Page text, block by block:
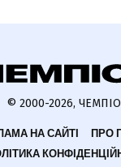
© 2000-2026,
НА САЙТІ
ПРО